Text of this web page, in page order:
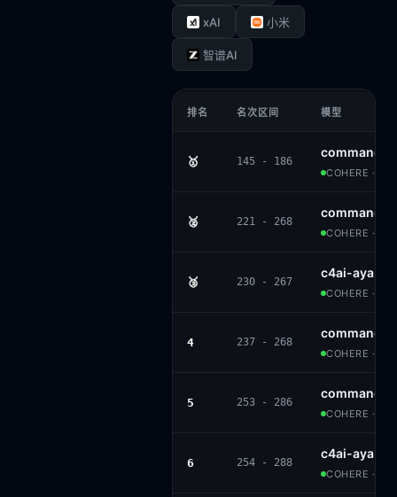
xAI 小米
智谱AI
排名 名次区间 模型
🥇 145 - 186
command-
COHERE ·
🥈 221 - 268
command-
COHERE ·
🥉 230 - 267
c4ai-aya-
COHERE ·
4 237 - 268
command-
COHERE ·
5 253 - 286
command-
COHERE ·
6 254 - 288
c4ai-aya-
COHERE ·